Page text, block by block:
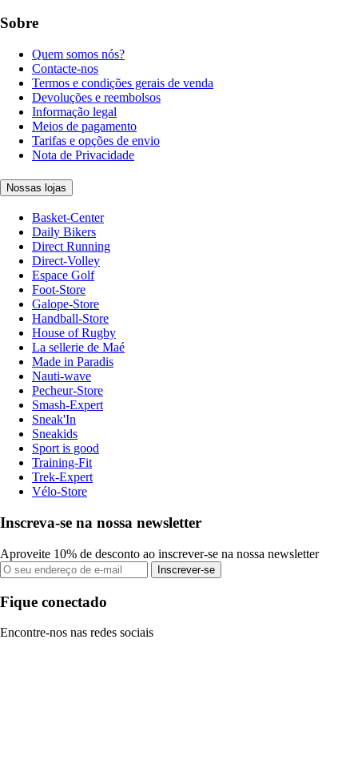
Sobre
Quem somos nós?
Contacte-nos
Termos e condições gerais de venda
Devoluções e reembolsos
Informação legal
Meios de pagamento
Tarifas e opções de envio
Nota de Privacidade
Nossas lojas
Basket-Center
Daily Bikers
Direct Running
Direct-Volley
Espace Golf
Foot-Store
Galope-Store
Handball-Store
House of Rugby
La sellerie de Maé
Made in Paradis
Nauti-wave
Pecheur-Store
Smash-Expert
Sneak'In
Sneakids
Sport is good
Training-Fit
Trek-Expert
Vélo-Store
Inscreva-se na nossa newsletter
Aproveite 10% de desconto ao inscrever-se na nossa newsletter
Inscrever-se
Fique conectado
Encontre-nos nas redes sociais